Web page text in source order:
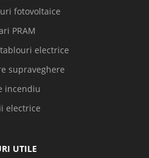
fotovoltaice
PRAM
electrice
supraveghere
incendiu
electrice
UTILE